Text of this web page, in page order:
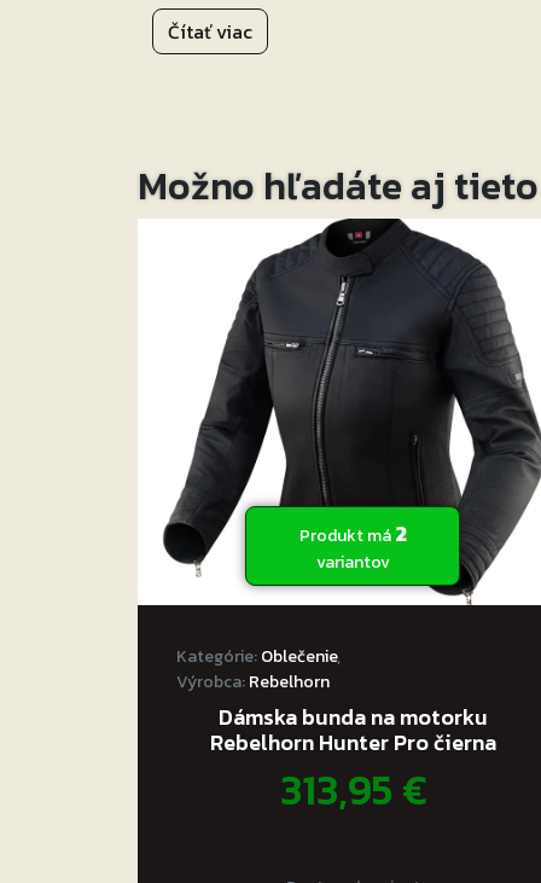
Čítať viac
Možno hľadáte aj
Produkt má2
variantov
Kategórie:Oblečenie,
Výrobca:Rebelhorn
Dámska bunda na motorku
Rebelhorn Hunter Pro čierna
313,95€